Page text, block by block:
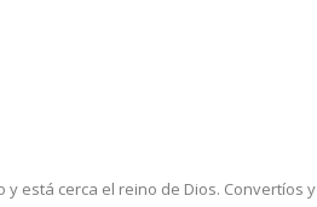
y está cerca el reino de Dios. Convertíos y